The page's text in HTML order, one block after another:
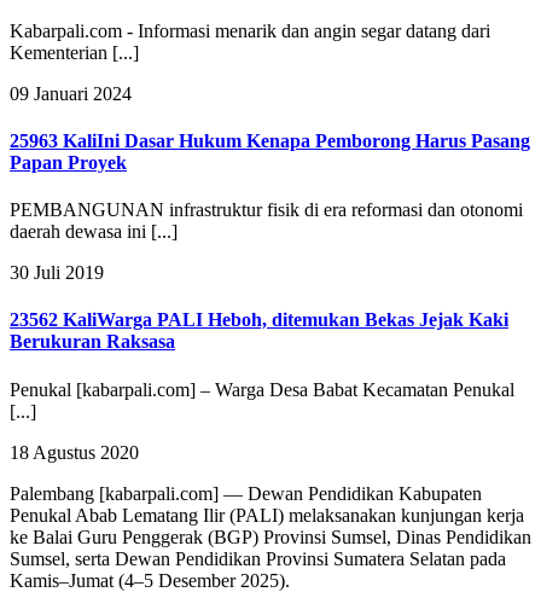
Kabarpali.com - Informasi menarik dan angin segar datang dari
Kementerian [...]
09 Januari 2024
25963 KaliIni Dasar Hukum Kenapa Pemborong Harus Pasang
Papan Proyek
PEMBANGUNAN infrastruktur fisik di era reformasi dan otonomi
daerah dewasa ini [...]
30 Juli 2019
23562 KaliWarga PALI Heboh, ditemukan Bekas Jejak Kaki
Berukuran Raksasa
Penukal [kabarpali.com] – Warga Desa Babat Kecamatan Penukal
[...]
18 Agustus 2020
Palembang [kabarpali.com] — Dewan Pendidikan Kabupaten
Penukal Abab Lematang Ilir (PALI) melaksanakan kunjungan kerja
ke Balai Guru Penggerak (BGP) Provinsi Sumsel, Dinas Pendidikan
Sumsel, serta Dewan Pendidikan Provinsi Sumatera Selatan pada
Kamis–Jumat (4–5 Desember 2025).